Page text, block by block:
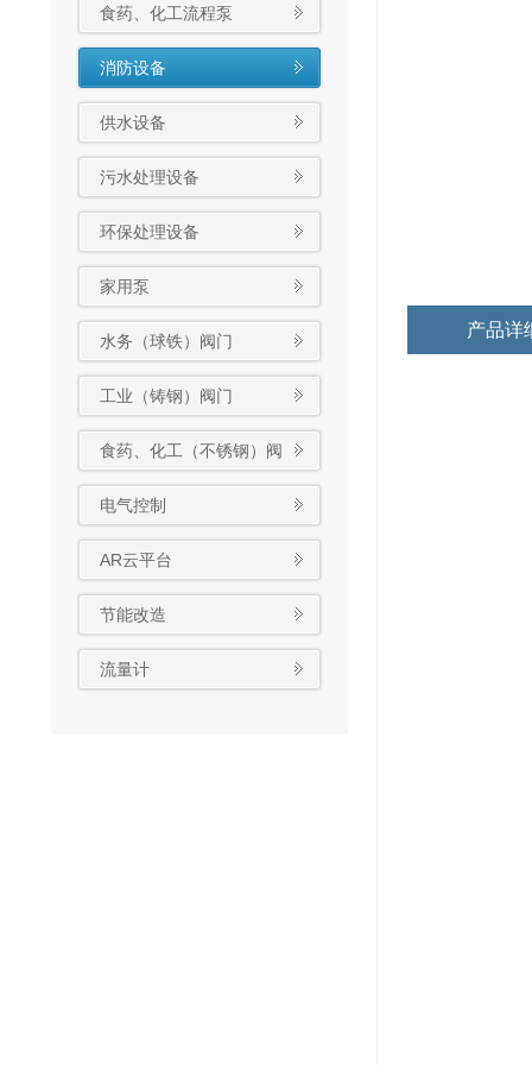
食药、化工流程泵
消防设备
供水设备
污水处理设备
环保处理设备
家用泵
水务（球铁）阀门
工业（铸钢）阀门
食药、化工（不锈钢）阀
门
电气控制
AR云平台
节能改造
流量计
产品详